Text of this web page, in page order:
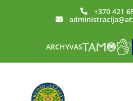
 +370 421

ARCHYVAS